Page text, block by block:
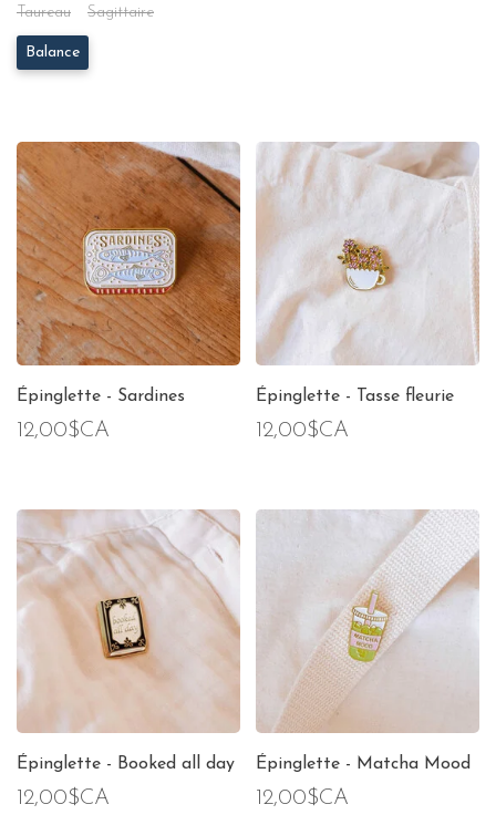
Taureau Sagittaire
Balance
Épinglette - Sardines
12,00$CA
Épinglette - Tasse fleurie
12,00$CA
Épinglette - Booked all day
12,00$CA
Épinglette - Matcha Mood
12,00$CA